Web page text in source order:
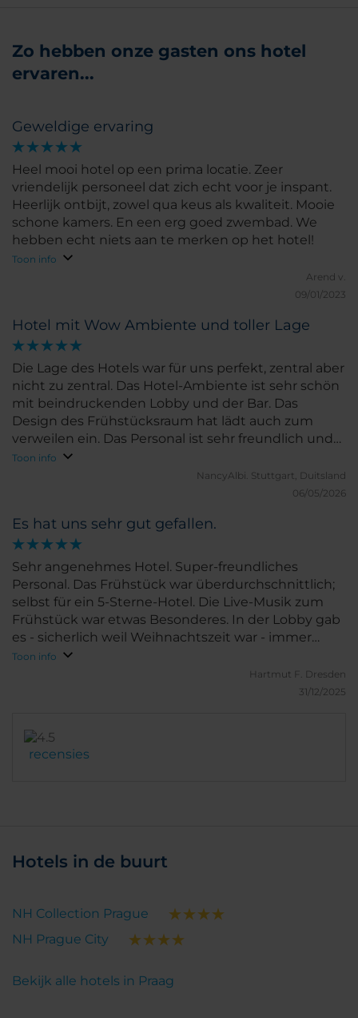
Zo hebben onze gasten ons hotel
ervaren...
Geweldige ervaring
Heel mooi hotel op een prima locatie. Zeer
vriendelijk personeel dat zich echt voor je inspant.
Heerlijk ontbijt, zowel qua keus als kwaliteit. Mooie
schone kamers. En een erg goed zwembad. We
hebben echt niets aan te merken op het hotel!
Toon info
Arend v.
09/01/2023
Hotel mit Wow Ambiente und toller Lage
Die Lage des Hotels war für uns perfekt, zentral aber
nicht zu zentral. Das Hotel-Ambiente ist sehr schön
mit beindruckenden Lobby und der Bar. Das
Design des Frühstücksraum hat lädt auch zum
verweilen ein. Das Personal ist sehr freundlich und
hilfsbereit (auch vor der Anreise schon, für typische
Touristenfragen ;-) ... wir kommen wieder!
Toon info
NancyAlbi. Stuttgart, Duitsland
06/05/2026
Es hat uns sehr gut gefallen.
Sehr angenehmes Hotel. Super-freundliches
Personal. Das Frühstück war überdurchschnittlich;
selbst für ein 5-Sterne-Hotel. Die Live-Musik zum
Frühstück war etwas Besonderes. In der Lobby gab
es - sicherlich weil Weihnachtszeit war - immer
wieder kulinarische Kleinigkeiten. Und die Bar hat
eine gute Getränkeauswahl mit leckeren
Toon info
Hartmut F. Dresden
31/12/2025
recensies
Hotels in de buurt
NH Collection Prague
NH Prague City
Bekijk alle hotels in Praag